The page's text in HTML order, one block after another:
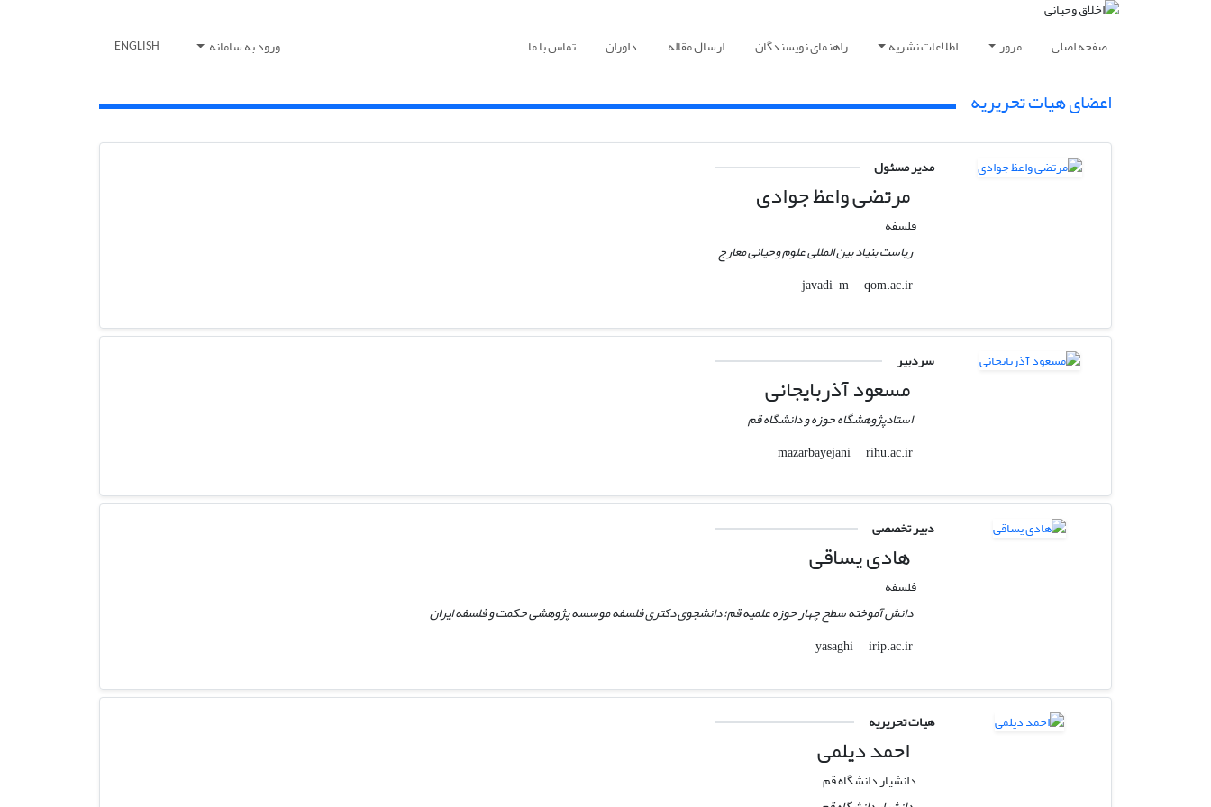
صفحه اصلی مرور اطلاعات نشریه راهنمای نویسندگان ارسال مقاله داوران تماس با ما ورود به سامانه ENGLISH
اعضای هیات تحریریه
مدیر مسئول
مرتضی واعظ جوادی
فلسفه
ریاست بنیاد بین المللی علوم وحیانی معارج
qom.ac.ir
سردبیر
مسعود آذربایجانی
استادپژوهشگاه حوزه و دانشگاه قم
rihu.ac.ir
دبیر تخصصی
هادی یساقی
فلسفه
دانش آموخته سطح چهار حوزه علمیه قم؛ دانشجوی دکتری فلسفه موسسه پژوهشی حکمت و فلسفه ایران
irip.ac.ir
هیات تحریریه
احمد دیلمی
دانشیار دانشگاه قم